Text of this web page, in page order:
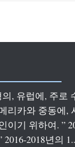
의, 유럽에, 주로
리카와 중동에,
이기 위하여. ”
2016-2018년의